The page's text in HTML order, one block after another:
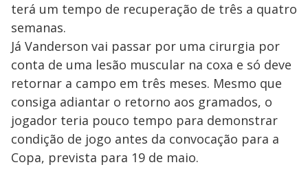
terá um tempo de recuperação de três a quatro
semanas.
Já Vanderson vai passar por uma cirurgia por
conta de uma lesão muscular na coxa e só deve
retornar a campo em três meses. Mesmo que
consiga adiantar o retorno aos gramados, o
jogador teria pouco tempo para demonstrar
condição de jogo antes da convocação para a
Copa, prevista para 19 de maio.